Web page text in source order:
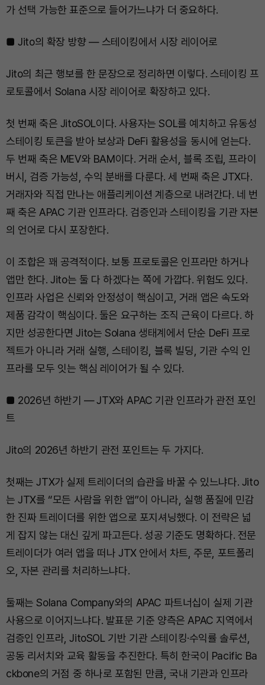
가 선택 가능한 표준으로 들어가느냐가 더 중요하다.
■ Jito의 확장 방향 — 스테이킹에서 시장 레이어로
Jito의 최근 행보를 한 문장으로 정리하면 이렇다. 스테이킹 프
로토콜에서 Solana 시장 레이어로 확장하고 있다.
첫 번째 축은 JitoSOL이다. 사용자는 SOL를 예치하고 유동성
스테이킹 토큰을 받아 보상과 DeFi 활용성을 동시에 얻는다.
두 번째 축은 MEV와 BAM이다. 거래 순서, 블록 조립, 프라이
버시, 검증 가능성, 수익 분배를 다룬다. 세 번째 축은 JTX다.
거래자와 직접 만나는 애플리케이션 계층으로 내려간다. 네 번
째 축은 APAC 기관 인프라다. 검증인과 스테이킹을 기관 자본
의 언어로 다시 포장한다.
이 조합은 꽤 공격적이다. 보통 프로토콜은 인프라만 하거나
앱만 한다. Jito는 둘 다 하겠다는 쪽에 가깝다. 위험도 있다.
인프라 사업은 신뢰와 안정성이 핵심이고, 거래 앱은 속도와
제품 감각이 핵심이다. 둘은 요구하는 조직 근육이 다르다. 하
지만 성공한다면 Jito는 Solana 생태계에서 단순 DeFi 프로
젝트가 아니라 거래 실행, 스테이킹, 블록 빌딩, 기관 수익 인
프라를 모두 잇는 핵심 레이어가 될 수 있다.
■ 2026년 하반기 — JTX와 APAC 기관 인프라가 관전 포인
트
Jito의 2026년 하반기 관전 포인트는 두 가지다.
첫째는 JTX가 실제 트레이더의 습관을 바꿀 수 있느냐다. Jito
는 JTX를 “모든 사람을 위한 앱”이 아니라, 실행 품질에 민감
한 진짜 트레이더를 위한 앱으로 포지셔닝했다. 이 전략은 넓
게 잡지 않는 대신 깊게 파고든다. 성공 기준도 명확하다. 전문
트레이더가 여러 앱을 떠나 JTX 안에서 차트, 주문, 포트폴리
오, 자본 관리를 처리하느냐다.
둘째는 Solana Company와의 APAC 파트너십이 실제 기관
사용으로 이어지느냐다. 발표문 기준 양측은 APAC 지역에서
검증인 인프라, JitoSOL 기반 기관 스테이킹·수익률 솔루션,
공동 리서치와 교육 활동을 추진한다. 특히 한국이 Pacific Ba
ckbone의 거점 중 하나로 포함된 만큼, 국내 기관과 인프라